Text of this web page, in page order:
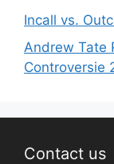
Incall vs.
Andrew Tate
Controversie
Contact us